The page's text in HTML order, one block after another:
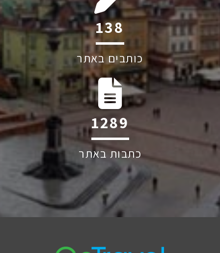
187
כותבים באתר
1744
כתבות באתר